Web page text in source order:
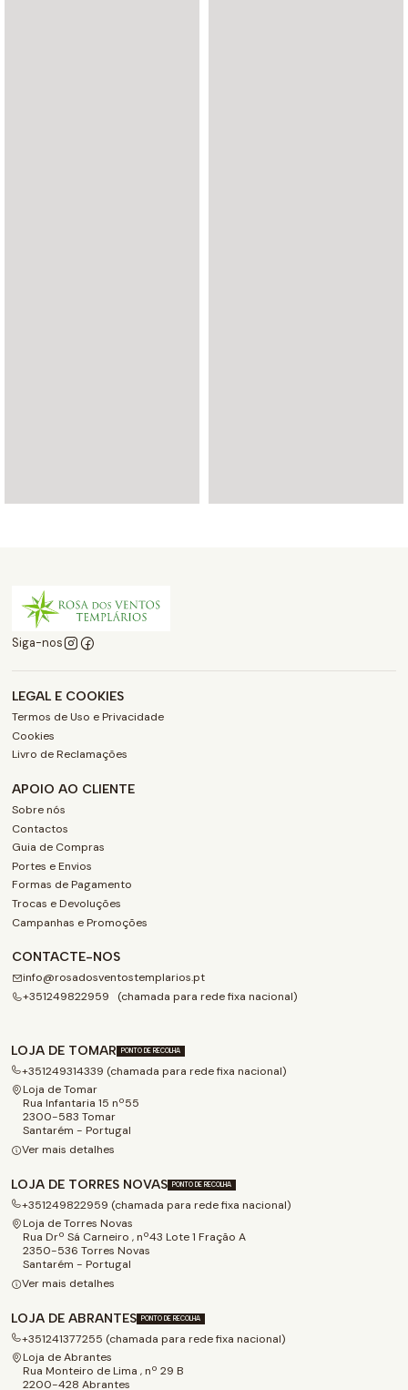
Siga-nos
LEGAL E COOKIES
Termos de Uso e Privacidade
Cookies
Livro de Reclamações
APOIO AO CLIENTE
Sobre nós
Contactos
Guia de Compras
Portes e Envios
Formas de Pagamento
Trocas e Devoluções
Campanhas e Promoções
CONTACTE-NOS
info@rosadosventostemplarios.pt
+351249822959 (chamada para rede fixa nacional)
LOJA DE TOMAR PONTO DE RECOLHA
+351249314339 (chamada para rede fixa nacional)
Loja de Tomar
Rua Infantaria 15 nº55
2300-583 Tomar
Santarém - Portugal
Ver mais detalhes
LOJA DE TORRES NOVAS PONTO DE RECOLHA
+351249822959 (chamada para rede fixa nacional)
Loja de Torres Novas
Rua Drº Sá Carneiro , nº43 Lote 1 Fração A
2350-536 Torres Novas
Santarém - Portugal
Ver mais detalhes
LOJA DE ABRANTES PONTO DE RECOLHA
+351241377255 (chamada para rede fixa nacional)
Loja de Abrantes
Rua Monteiro de Lima , nº 29 B
2200-428 Abrantes